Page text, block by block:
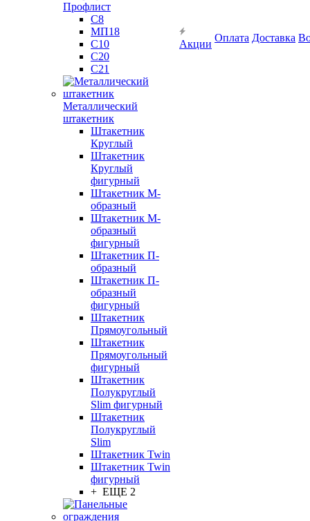
Профлист
С8
МП18
С10
С20
С21
Металлический
штакетник
Штакетник
Круглый
Штакетник
Круглый
фигурный
Штакетник М-
образный
Штакетник М-
образный
фигурный
Штакетник П-
образный
Штакетник П-
образный
фигурный
Штакетник
Прямоугольный
Штакетник
Прямоугольный
фигурный
Штакетник
Полукруглый
Slim фигурный
Штакетник
Полукруглый
Slim
Штакетник Twin
Штакетник Twin
фигурный
+ ЕЩЕ 2
Акции
Оплата Доставка